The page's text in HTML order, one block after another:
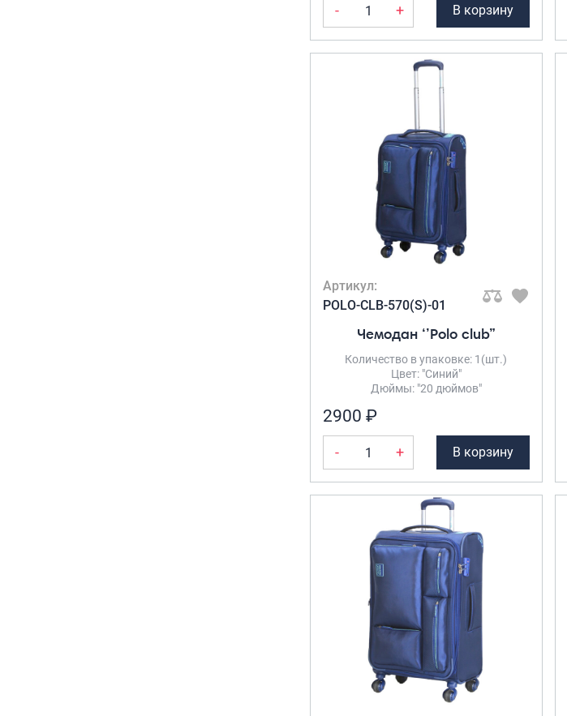
- + В корзину
Артикул:
POLO-CLB-570(S)-01
Чемодан ‘’Polo club”
Количество в упаковке: 1(шт.)
Цвет: "Синий"
Дюймы: "20 дюймов"
2900 ₽
- + В корзину